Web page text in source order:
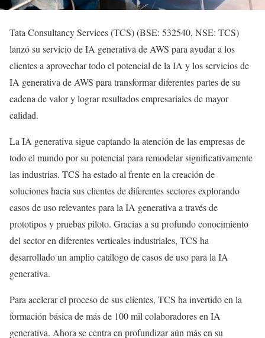
Tata Consultancy Services (TCS) (BSE: 532540, NSE: TCS)
lanzó su servicio de IA generativa de AWS para ayudar a los
clientes a aprovechar todo el potencial de la IA y los servicios de
IA generativa de AWS para transformar diferentes partes de su
cadena de valor y lograr resultados empresariales de mayor
calidad.
La IA generativa sigue captando la atención de las empresas de
todo el mundo por su potencial para remodelar significativamente
las industrias. TCS ha estado al frente en la creación de
soluciones hacia sus clientes de diferentes sectores explorando
casos de uso relevantes para la IA generativa a través de
prototipos y pruebas piloto. Gracias a su profundo conocimiento
del sector en diferentes verticales industriales, TCS ha
desarrollado un amplio catálogo de casos de uso para la IA
generativa.
Para acelerar el proceso de sus clientes, TCS ha invertido en la
formación básica de más de 100 mil colaboradores en IA
generativa. Ahora se centra en profundizar aún más en su